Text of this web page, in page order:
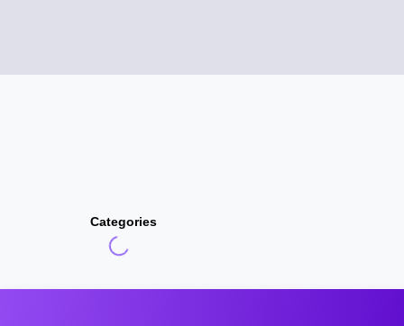
Categories